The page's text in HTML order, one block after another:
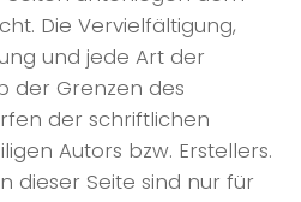
Die Vervielfältigung,
und jede Art der
der Grenzen des
der schriftlichen
Autors bzw. Erstellers.
dieser Seite sind nur für